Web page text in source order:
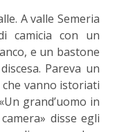
A valle Semeria
camicia con un
e un bastone
Pareva un
vanno istoriati
grand’uomo in
disse egli